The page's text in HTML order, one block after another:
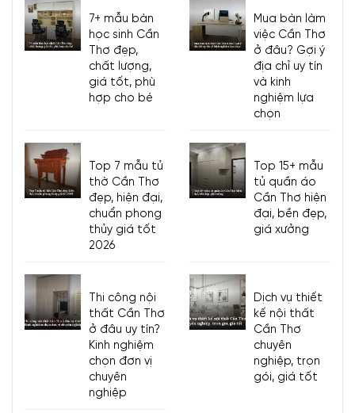
Phủ Melamine Màu Nâu Có Ngăn Kéo + Đầu Nệm
7+ mẫu bàn
học sinh Cần
Thơ đẹp,
chất lượng,
giá tốt, phù
hợp cho bé
Mua bàn làm
việc Cần Thơ
ở đâu? Gợi ý
địa chỉ uy tín
và kinh
nghiệm lựa
chọn
Top 7 mẫu tủ
thờ Cần Thơ
đẹp, hiện đại,
chuẩn phong
thủy giá tốt
2026
Top 15+ mẫu
tủ quần áo
Cần Thơ hiện
đại, bền đẹp,
giá xưởng
Thi công nội
thất Cần Thơ
ở đâu uy tín?
Kinh nghiệm
chọn đơn vị
chuyên
nghiệp
Dịch vụ thiết
kế nội thất
Cần Thơ
chuyên
nghiệp, trọn
gói, giá tốt